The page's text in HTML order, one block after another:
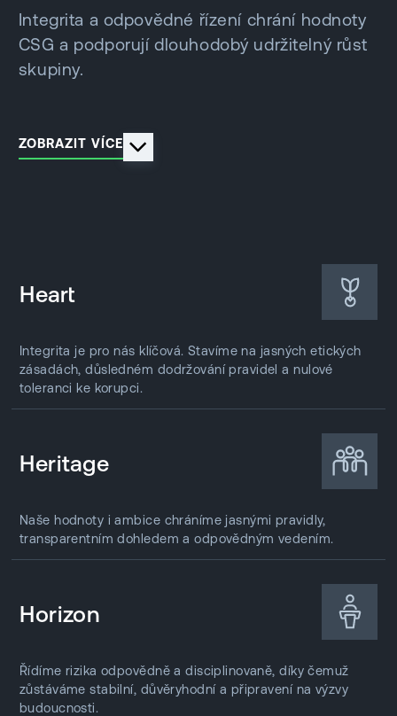
Integrita a odpovědné řízení chrání hodnoty
CSG a podporují dlouhodobý udržitelný růst
skupiny.
ZOBRAZIT VÍCE
Heart
Integrita je pro nás klíčová. Stavíme na jasných etických
zásadách, důsledném dodržování pravidel a nulové
toleranci ke korupci.
Heritage
Naše hodnoty i ambice chráníme jasnými pravidly,
transparentním dohledem a odpovědným vedením.
Horizon
Řídíme rizika odpovědně a disciplinovaně, díky čemuž
zůstáváme stabilní, důvěryhodní a připravení na výzvy
budoucnosti.